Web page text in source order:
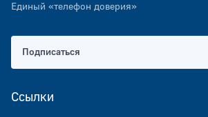
Единый «телефон доверия»
Ссылки
Подписаться